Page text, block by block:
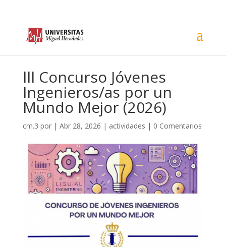
lll Concurso Jóvenes
Ingenieros/as por un
Mundo Mejor (2026)
cm.3 por | Abr 28, 2026 | actividades | 0 Comentarios